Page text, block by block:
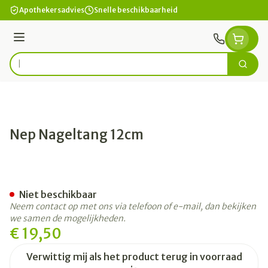
Ga naar de inhoud
Apothekersadvies Snelle beschikbaarheid
Menu
Product, merk, categorie... Zoek
Nep Nageltang 12cm
€ 19,50
Verwittig mij als het product terug in voorraad
Niet beschikbaar
Neem contact op met ons via telefoon of e-mail, dan bekijken
we samen de mogelijkheden.